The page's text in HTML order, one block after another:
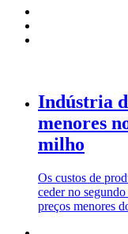
Indústria
menores
milho
Os custos de
ceder no
preços menores